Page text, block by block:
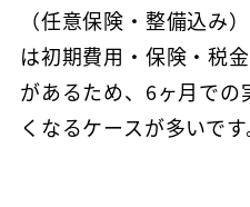
（任意保険・整備込み
は初期費用・保険・税
があるため、6ヶ月で
くなるケースが多いです